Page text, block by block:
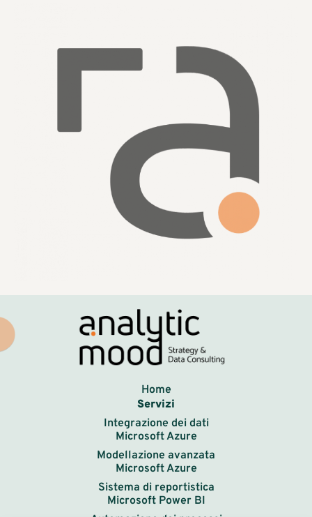
Home
Servizi
Integrazione dei dati
Microsoft Azure
Modellazione avanzata
Microsoft Azure
Sistema di reportistica
Microsoft Power BI